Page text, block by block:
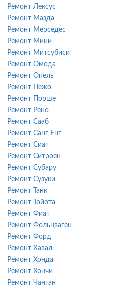
Ремонт Лексус
Ремонт Мазда
Ремонт Мерседес
Ремонт Мини
Ремонт Митсубиси
Ремонт Омода
Ремонт Опель
Ремонт Пежо
Ремонт Порше
Ремонт Рено
Ремонт Сааб
Ремонт Санг Енг
Ремонт Сиат
Ремонт Ситроен
Ремонт Субару
Ремонт Сузуки
Ремонт Танк
Ремонт Тойота
Ремонт Фиат
Ремонт Фольцваген
Ремонт Форд
Ремонт Хавал
Ремонт Хонда
Ремонт Хончи
Ремонт Чанган